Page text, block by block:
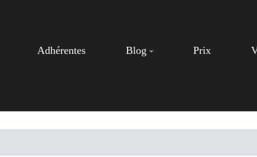
Adhérentes Blog Prix